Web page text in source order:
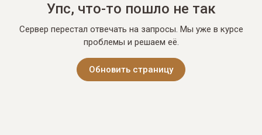
Упс, что-то пошло не так
Сервер перестал отвечать на запросы. Мы уже в курсе
проблемы и решаем её.
Обновить страницу